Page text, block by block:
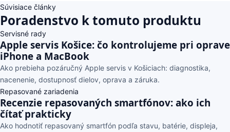
Súvisiace články
Poradenstvo k tomuto produktu
Servisné rady
Apple servis Košice: čo kontrolujeme pri oprave
iPhone a MacBook
Ako prebieha pozáručný Apple servis v Košiciach: diagnostika,
nacenenie, dostupnosť dielov, oprava a záruka.
Repasované zariadenia
Recenzie repasovaných smartfónov: ako ich
čítať prakticky
Ako hodnotiť repasovaný smartfón podľa stavu, batérie, displeja,